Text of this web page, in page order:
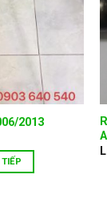
2013